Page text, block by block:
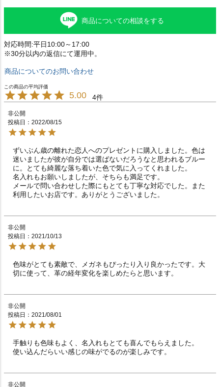
商品についての相談をする
対応時間:平日10:00～17:00
※30分以内の返信にて運用中。
商品についてのお問い合わせ
5.00 4
非公開
投稿日
2022/08/15
ずいぶん歳の離れた恋人へのプレゼントに購入しました。色は
迷いましたが彼が自分では選ばないだろうなと思われるブルー
に。とても綺麗な落ち着いた色で気に入ってくれました。
名入れもお願いしましたが、そちらも満足です。
メールで問い合わせした際にもとても丁寧な対応でした。また
利用したいお店です。ありがとうございました。
非公開
投稿日
2021/10/13
色味がとても素敵で、メガネもぴったり入り良かったです。大
切に使って、革の経年変化を楽しめたらと思います。
非公開
投稿日
2021/08/01
手触りも色味もよく、名入れもとても喜んでもらえました。
使い込んだらいい感じの味がでるのが楽しみです。
非公開